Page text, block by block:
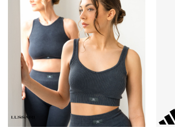
Krahasoni